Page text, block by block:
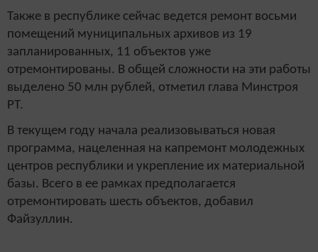
Также в республике сейчас ведется ремонт восьми
помещений муниципальных архивов из 19
запланированных, 11 объектов уже
отремонтированы. В общей сложности на эти работы
выделено 50 млн рублей, отметил глава Минстроя
РТ.
В текущем году начала реализовываться новая
программа, нацеленная на капремонт молодежных
центров республики и укрепление их материальной
базы. Всего в ее рамках предполагается
отремонтировать шесть объектов, добавил
Файзуллин.